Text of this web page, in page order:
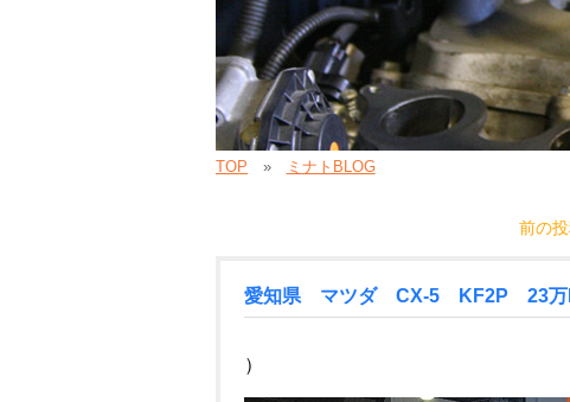
TOP ミナトBLOG
前の
愛知県 マツダ CX-5 KF2P 23万
）